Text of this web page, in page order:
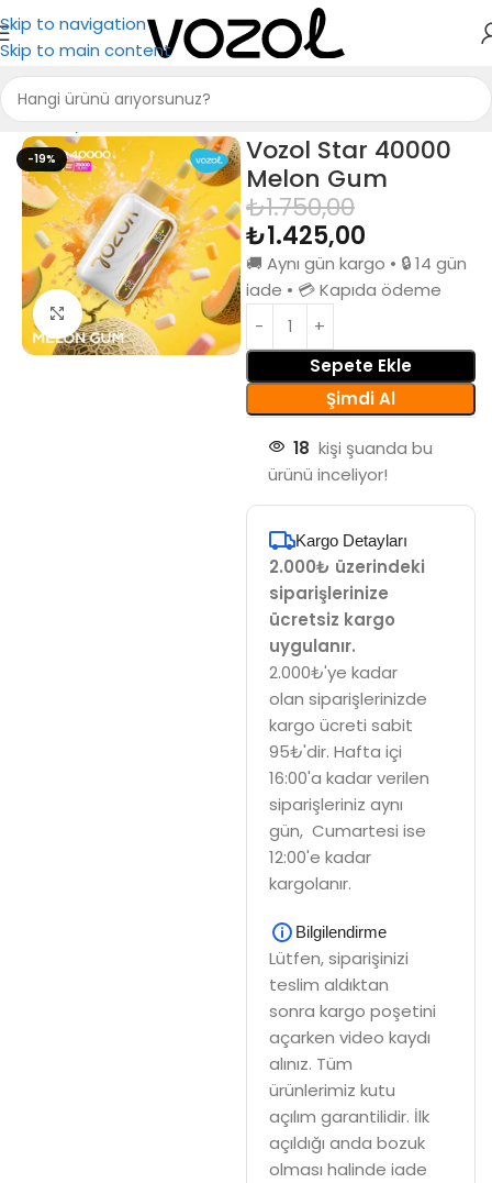
Skip to navigation
Skip to main content
Ana Sayfa Puff Bar
-19%
Büyütmek için tıkla
Vozol Star 40000
Melon Gum
₺1.750,00
₺1.425,00
🚚 Aynı gün kargo • 🔒 14 gün
iade • 💳 Kapıda ödeme
Sepete Ekle
Şimdi Al
18 kişi şuanda bu
ürünü inceliyor!
Kargo Detayları
2.000₺ üzerindeki
siparişlerinize
ücretsiz kargo
uygulanır.
2.000₺'ye kadar
olan siparişlerinizde
kargo ücreti sabit
95₺'dir. Hafta içi
16:00'a kadar verilen
siparişleriniz aynı
gün, Cumartesi ise
12:00'e kadar
kargolanır.
Bilgilendirme
Lütfen, siparişinizi
teslim aldıktan
sonra kargo poşetini
açarken video kaydı
alınız. Tüm
ürünlerimiz kutu
açılım garantilidir. İlk
açıldığı anda bozuk
olması halinde iade